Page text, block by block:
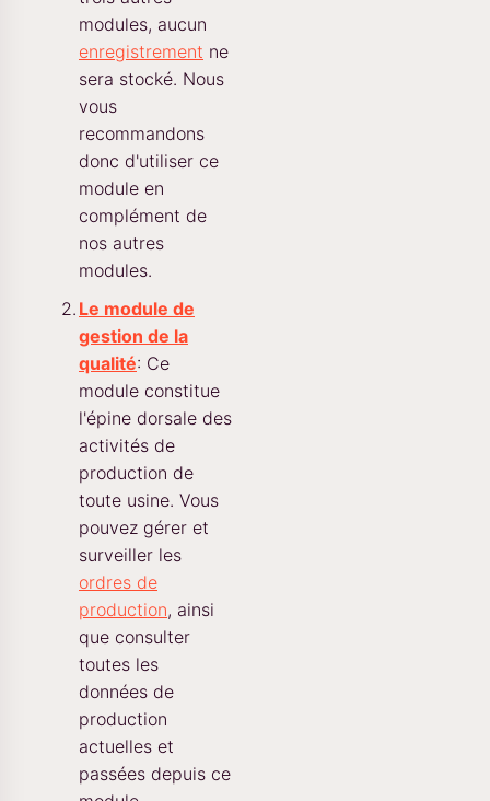
modules, aucun
enregistrement ne
sera stocké. Nous
vous
recommandons
donc d'utiliser ce
module en
complément de
nos autres
modules.
Le module de
gestion de la
qualité: Ce
module constitue
l'épine dorsale des
activités de
production de
toute usine. Vous
pouvez gérer et
surveiller les
ordres de
production, ainsi
que consulter
toutes les
données de
production
actuelles et
passées depuis ce